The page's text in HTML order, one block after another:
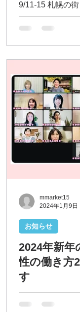
9/11-15 札幌の
ェス 「NO
ているコミュニ
が多くて...
2024年新
性の働き方
す
明けましておめ
が始まりました
お知らせ
mmarket15
2024年1月9日